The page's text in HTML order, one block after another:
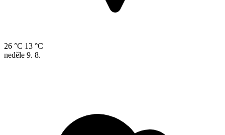
26 °C 13 °C
neděle 9. 8.